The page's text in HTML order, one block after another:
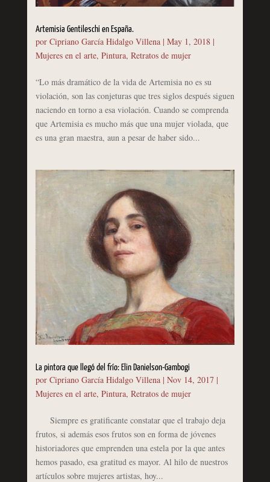
Artemisia Gentileschi en España.
por Cipriano García Hidalgo Villena| May 1, 2018|
Mujeres en el arte, Pintura, Retratos de mujer
“Lo más dramático de la vida de Artemisia no es su
violación, son las conjeturas que tres siglos después siguen
naciendo en torno a esa violación. Cuando se comprenda
que Artemisia es mucho más que una mujer violada, que
es una gran maestra, aun a pesar de haber sido...
La pintora que llegó del frío: Elin Danielson-Gambogi
por Cipriano García Hidalgo Villena| Nov 14, 2017|
Mujeres en el arte, Pintura, Retratos de mujer
Siempre es gratificante constatar que el trabajo deja
frutos, si además esos frutos son en forma de jóvenes
historiadores que emprenden una estela por la que antes
hemos pasado, esa gratitud es mayor. Al hilo de nuestros
artículos sobre mujeres artistas, hoy...